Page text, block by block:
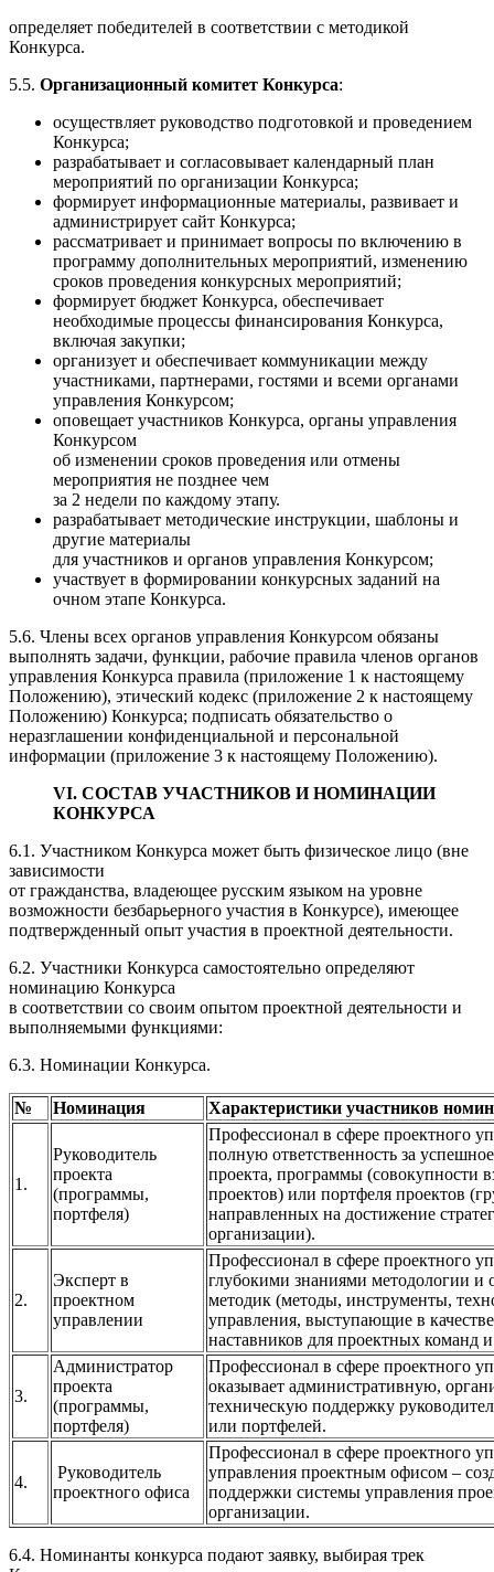
определяет победителей в соответствии с методикой
Конкурса.
5.5. Организационный комитет Конкурса:
осуществляет руководство подготовкой и проведением
Конкурса;
разрабатывает и согласовывает календарный план
мероприятий по организации Конкурса;
формирует информационные материалы, развивает и
администрирует сайт Конкурса;
рассматривает и принимает вопросы по включению в
программу дополнительных мероприятий, изменению
сроков проведения конкурсных мероприятий;
формирует бюджет Конкурса, обеспечивает
необходимые процессы финансирования Конкурса,
включая закупки;
организует и обеспечивает коммуникации между
участниками, партнерами, гостями и всеми органами
управления Конкурсом;
оповещает участников Конкурса, органы управления
Конкурсом
об изменении сроков проведения или отмены
мероприятия не позднее чем
за 2 недели по каждому этапу.
разрабатывает методические инструкции, шаблоны и
другие материалы
для участников и органов управления Конкурсом;
участвует в формировании конкурсных заданий на
очном этапе Конкурса.
5.6. Члены всех органов управления Конкурсом обязаны
выполнять задачи, функции, рабочие правила членов органов
управления Конкурса правила (приложение 1 к настоящему
Положению), этический кодекс (приложение 2 к настоящему
Положению) Конкурса; подписать обязательство о
неразглашении конфиденциальной и персональной
информации (приложение 3 к настоящему Положению).
VI. СОСТАВ УЧАСТНИКОВ И НОМИНАЦИИ
КОНКУРСА
6.1. Участником Конкурса может быть физическое лицо (вне
зависимости
от гражданства, владеющее русским языком на уровне
возможности безбарьерного участия в Конкурсе), имеющее
подтвержденный опыт участия в проектной деятельности.
6.2. Участники Конкурса самостоятельно определяют
номинацию Конкурса
в соответствии со своим опытом проектной деятельности и
выполняемыми функциями:
6.3. Номинации Конкурса.
№ Номинация Характеристики участников
1.
Руководитель
проекта
(программы,
портфеля)
Профессионал в сфере проектного
полную ответственность за
проекта, программы (совокупности
проектов) или портфеля проектов
направленных на достижение
организации).
2.
Эксперт в
проектном
управлении
Профессионал в сфере проектного
глубокими знаниями методологии
методик (методы, инструменты,
управления, выступающие в
наставников для проектных команд
3.
Администратор
проекта
(программы,
портфеля)
Профессионал в сфере проектного
оказывает административную,
техническую поддержку
или портфелей.
4.
Руководитель
проектного офиса
Профессионал в сфере проектного
управления проектным офисом –
поддержки системы управления
организации.
6.4. Номинанты конкурса подают заявку, выбирая трек